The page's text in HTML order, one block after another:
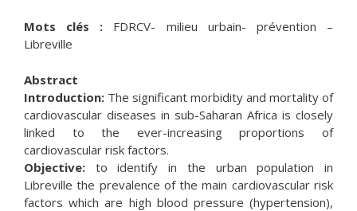
Mots clés : FDRCV- milieu urbain- prévention –
Libreville
Abstract
Introduction: The significant morbidity and mortality of
cardiovascular diseases in sub-Saharan Africa is closely
linked to the ever-increasing proportions of
cardiovascular risk factors.
Objective: to identify in the urban population in
Libreville the prevalence of the main cardiovascular risk
factors which are high blood pressure (hypertension),